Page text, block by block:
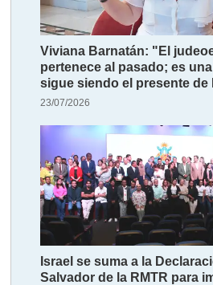
Viviana Barnatán: "El
pertenece al pasado; es
sigue siendo el presente de
23/07/2026
Israel se suma a la
Salvador de la RMTR para